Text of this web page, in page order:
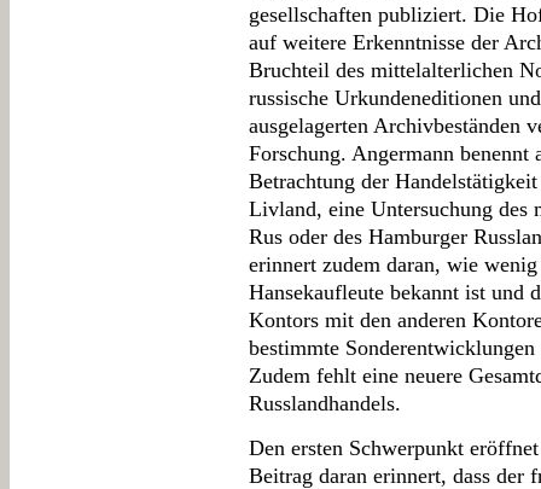
gesellschaften publiziert. Die
auf weitere Erkenntnisse der
Bruchteil des mittelalterlichen
russische Urkundeneditionen
ausgelagerten Archivbeständen
Forschung. Angermann benennt
Betrachtung der
Livland, eine Untersuchung des
Rus oder des Hamburger
erinnert zudem daran, wie
Hansekaufleute bekannt ist und
Kontors mit den anderen
bestimmte
Zudem fehlt eine neuere
Russlandhandels.
Den ersten Schwerpunkt
Beitrag daran erinnert, dass der